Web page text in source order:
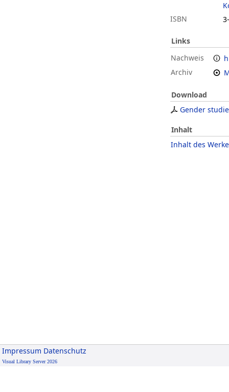
ISBN
Links
Nachweis
Archiv
Download
Gender
Inhalt
Inhalt des
Impressum Datenschutz
Visual Library Server 2026